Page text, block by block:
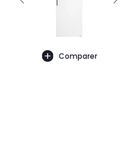
Comparer